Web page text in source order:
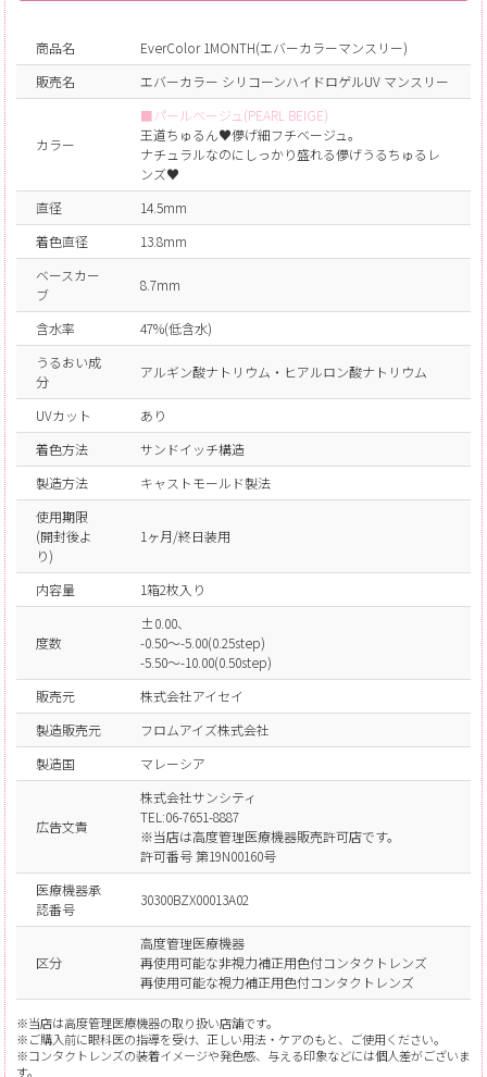
商品名
EverColor 1MONTH(エバーカラーマンスリー)
販売名
エバーカラー シリコーンハイドロゲルUV マンスリー
カラー
■パールベージュ(PEARL BEIGE)
王道ちゅるん♥儚げ細フチベージュ。
ナチュラルなのにしっかり盛れる儚げうるちゅるレ
ンズ♥
直径
14.5mm
着色直径
13.8mm
ベースカー
ブ
8.7mm
含水率
47%(低含水)
うるおい成
分
アルギン酸ナトリウム・ヒアルロン酸ナトリウム
UVカット
あり
着色方法
サンドイッチ構造
製造方法
キャストモールド製法
使用期限
(開封後よ
り)
1ヶ月/終日装用
内容量 1箱2枚入り
度数
±0.00、
-0.50～-5.00(0.25step)
-5.50～-10.00(0.50step)
販売元
株式会社アイセイ
製造販売元
フロムアイズ株式会社
製造国
マレーシア
広告文責
株式会社サンシティ
TEL:06-7651-8887
※当店は高度管理医療機器販売許可店です。
許可番号 第19N00160号
医療機器承
認番号
30300BZX00013A02
区分
高度管理医療機器
再使用可能な非視力補正用色付コンタクトレンズ
再使用可能な視力補正用色付コンタクトレンズ
※当店は高度管理医療機器の取り扱い店舗です。
※ご購入前に眼科医の指導を受け、正しい用法・ケアのもと、ご使用ください。
※コンタクトレンズの装着イメージや発色感、与える印象などには個人差がございま
す。